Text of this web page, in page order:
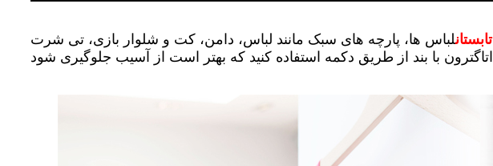
تابستانلباس ها، پارچه های سبک مانند لباس، دامن، کت و شلوار بازی، تی شرت، Etagtron برچسب امنیتی با سنجاق کوتاه 16 میلی متری یا سفارشی برای محافظت از آنها